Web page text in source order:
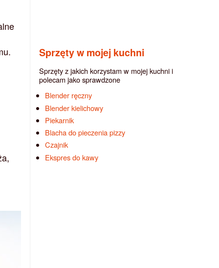
Sprzęty w mojej kuchni
Sprzęty z jakich korzystam w mojej kuchni i
polecam jako sprawdzone
Blender ręczny
Blender kielichowy
Piekarnik
Blacha do pieczenia pizzy
Czajnik
Ekspres do kawy